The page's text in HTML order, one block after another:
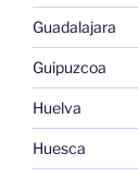
Guadalajara
Guipuzcoa
Huelva
Huesca